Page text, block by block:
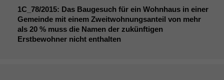
1C_78/2015: Das Baugesuch für ein Wohnhaus in einer
Gemeinde mit einem Zweitwohnungsanteil von mehr
als 20 % muss die Namen der zukünftigen
Erstbewohner nicht enthalten